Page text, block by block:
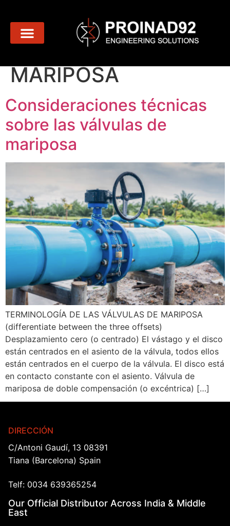
Categoría:
VÁLVULAS DE
MARIPOSA
Consideraciones técnicas
sobre las válvulas de
mariposa
TERMINOLOGÍA DE LAS VÁLVULAS DE MARIPOSA
(differentiate between the three offsets)
Desplazamiento cero (o centrado) El vástago y el disco
están centrados en el asiento de la válvula, todos ellos
están centrados en el cuerpo de la válvula. El disco está
en contacto constante con el asiento. Válvula de
mariposa de doble compensación (o excéntrica) […]
DIRECCIÓN
C/Antoni Gaudí, 13 08391
Tiana (Barcelona) Spain
Telf: 0034 639365254
Our Official Distributor Across India & Middle
East